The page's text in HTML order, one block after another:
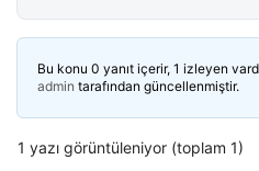
Bu konu 0 yanıt içerir, 1 izleyen
admin tarafından güncellenmiştir.
1 yazı görüntüleniyor (toplam 1)